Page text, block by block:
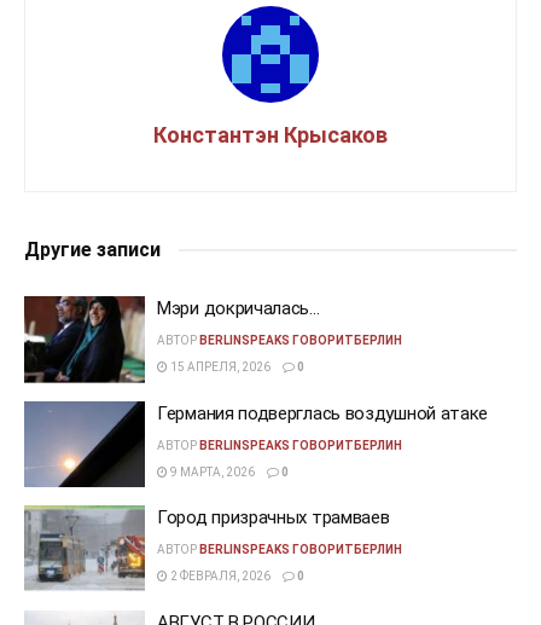
Константэн Крысаков
Другие записи
Мэри докричалась…
АВТОР BERLINSPEAKS ГОВОРИТБЕРЛИН
15 АПРЕЛЯ, 2026
0
Германия подверглась воздушной атаке
АВТОР BERLINSPEAKS ГОВОРИТБЕРЛИН
9 МАРТА, 2026
0
Город призрачных трамваев
АВТОР BERLINSPEAKS ГОВОРИТБЕРЛИН
2 ФЕВРАЛЯ, 2026
0